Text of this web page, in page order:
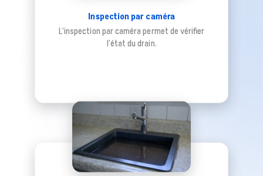
Inspection par caméra
L’inspection par caméra permet de vérifier
l’état du drain.